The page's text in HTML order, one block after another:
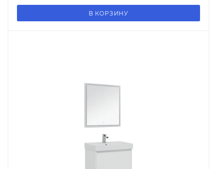
В КОРЗИНУ